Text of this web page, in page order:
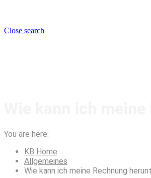
Close search
You are here:
KB Home
Allgemeines
Wie kann ich meine Rechnung